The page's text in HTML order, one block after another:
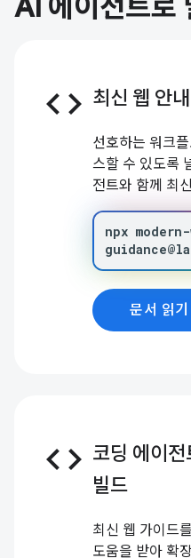
code 최신 웹 안내
선호하는 워크
스할 수 있도록
전트와 함께 최
npx
문서 읽기
code 코딩 에이
빌드
최신 웹 가이드
도움을 받아 확